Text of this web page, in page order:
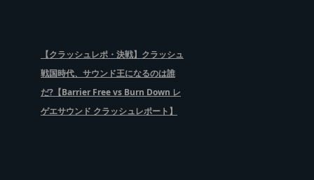
【クラッシュレポ・決戦】クラッシュ
戦国時代、サウンド王になるのは誰
だ?【Barrier Free vs Burn Down レ
ゲエサウンド クラッシュレポート】